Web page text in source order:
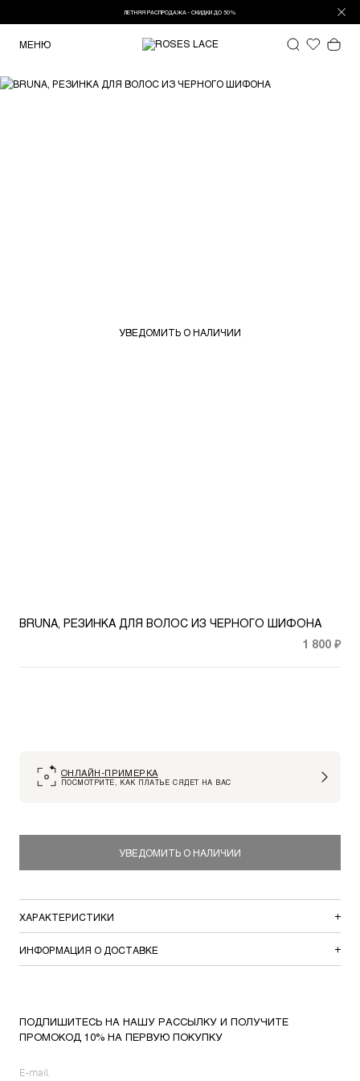
ЛЕТНЯЯ РАСПРОДАЖА - СКИДКИ ДО 50%
МЕНЮ
УВЕДОМИТЬ О НАЛИЧИИ
BRUNA, РЕЗИНКА ДЛЯ ВОЛОС ИЗ ЧЕРНОГО ШИФОНА
1 800 ₽
ОНЛАЙН-ПРИМЕРКА
ПОСМОТРИТЕ, КАК ПЛАТЬЕ СЯДЕТ НА ВАС
УВЕДОМИТЬ О НАЛИЧИИ
ХАРАКТЕРИСТИКИ
ИНФОРМАЦИЯ О ДОСТАВКЕ
ПОДПИШИТЕСЬ НА НАШУ РАССЫЛКУ И ПОЛУЧИТЕ
ПРОМОКОД 10% НА ПЕРВУЮ ПОКУПКУ